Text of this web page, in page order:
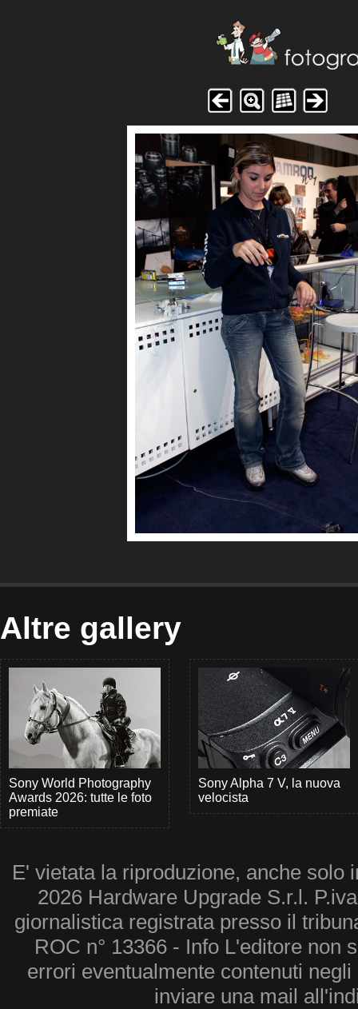
Altre gallery
Sony World Photography
Awards 2026: tutte le foto
premiate
Sony Alpha 7 V, la nuova
velocista
E' vietata la riproduzione, anche solo
2026 Hardware Upgrade S.r.l.
giornalistica registrata presso il
ROC n° 13366 - Info L'editore non
errori eventualmente contenuti
inviare una mail